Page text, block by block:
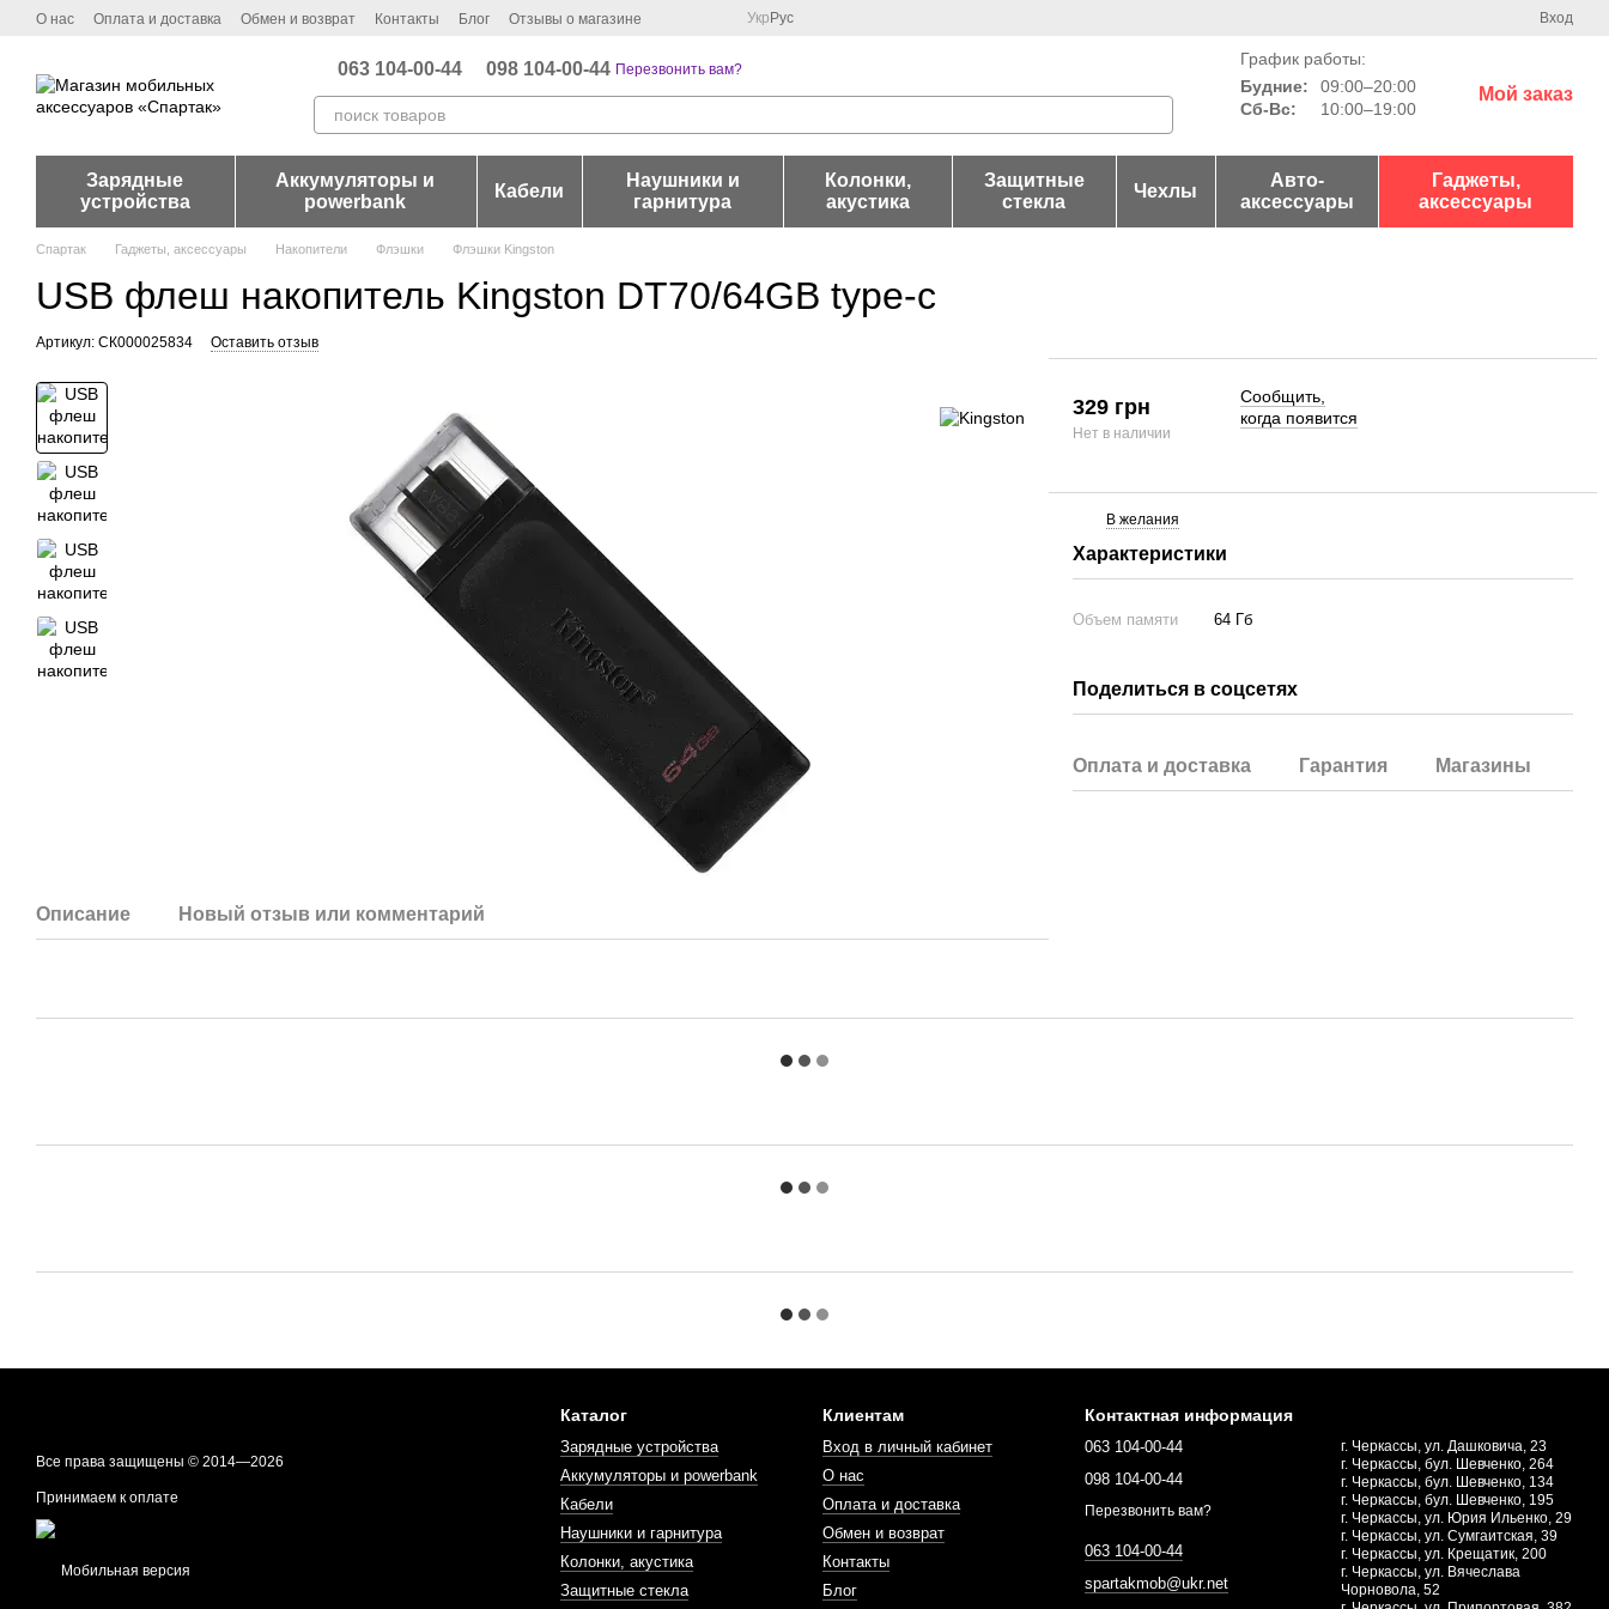
Перейти к основному контенту
О нас Оплата и доставка Обмен и возврат Контакты Блог Отзывы о магазине Укр Рус Вход
063 104-00-44 098 104-00-44 Перезвонить вам?
График работы:
Будние:
09:00–20:00
Сб-Вс:
10:00–19:00
Мой заказ
Зарядные
устройства
Аккумуляторы и
powerbank
Кабели
Наушники и
гарнитура
Колонки,
акустика
Защитные
стекла
Чехлы
Авто-
аксессуары
Гаджеты,
аксессуары
Спартак Гаджеты, аксессуары Накопители Флэшки Флэшки Kingston
USB флеш накопитель Kingston DT70/64GB type-c
Артикул: СК000025834 Оставить отзыв
Описание Новый отзыв или комментарий
329 грн
Нет в наличии
Сообщить,
когда появится
В желания
Характеристики
Объем памяти 64 Гб
Поделиться в соцсетях
Оплата и доставка Гарантия Магазины
Все права защищены © 2014—2026
Принимаем к оплате
Мобильная версия
Каталог
Зарядные устройства
Аккумуляторы и powerbank
Кабели
Наушники и гарнитура
Колонки, акустика
Защитные стекла
Клиентам
Вход в личный кабинет
О нас
Оплата и доставка
Обмен и возврат
Контакты
Блог
Контактная информация
063 104-00-44
098 104-00-44
Перезвонить вам?
063 104-00-44
spartakmob@ukr.net
г. Черкассы, ул. Дашковича, 23
г. Черкассы, бул. Шевченко, 264
г. Черкассы, бул. Шевченко, 134
г. Черкассы, бул. Шевченко, 195
г. Черкассы, ул. Юрия Ильенко, 29
г. Черкассы, ул. Сумгаитская, 39
г. Черкассы, ул. Крещатик, 200
г. Черкассы, ул. Вячеслава
Чорновола, 52